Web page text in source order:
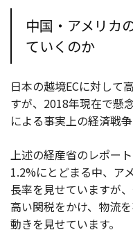
中国・アメリカ
ていくのか
日本の越境ECに対して
すが、2018年現在で懸
による事実上の経済戦争
上述の経産省のレポー
1.2%にとどまる中、ア
長率を見せていますが
高い関税をかけ、物流
動きを見せています。